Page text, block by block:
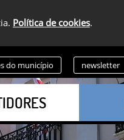
Política de cookies.
do município newsletter